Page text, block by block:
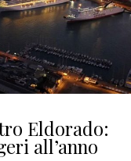
Eldorado:
all’anno